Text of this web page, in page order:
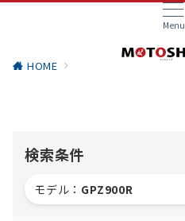
Menu
HOME
検索条件
モデル： GPZ900R